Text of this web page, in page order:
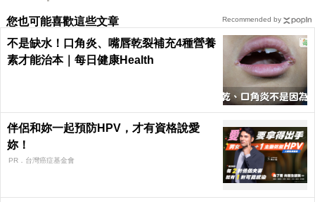
您也可能喜歡這些文章
不是缺水！口角炎、嘴唇乾裂補充4種營養
素才能治本｜每日健康Health
伴侶和妳一起預防HPV，才有資格說愛
妳！
PR．台灣癌症基金會
Recommended by